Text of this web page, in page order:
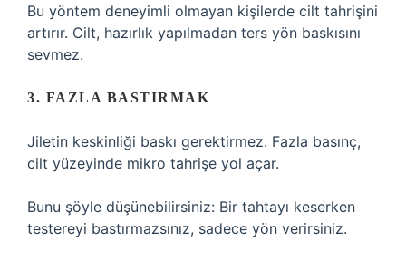
Bu yöntem deneyimli olmayan kişilerde cilt tahrişini
artırır. Cilt, hazırlık yapılmadan ters yön baskısını
sevmez.
3. FAZLA BASTIRMAK
Jiletin keskinliği baskı gerektirmez. Fazla basınç,
cilt yüzeyinde mikro tahrişe yol açar.
Bunu şöyle düşünebilirsiniz: Bir tahtayı keserken
testereyi bastırmazsınız, sadece yön verirsiniz.